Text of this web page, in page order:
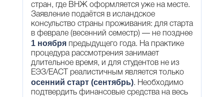
стран, где ВНЖ оформляется уже на месте.
Заявление подаётся в исландское
консульство страны проживания: для старта
в феврале (весенний семестр) — не позднее
1 ноября предыдущего года. На практике
процедура рассмотрения занимает
длительное время, и для студентов не из
ЕЭЗ/ЕАСТ реалистичным является только
осенний старт (сентябрь). Необходимо
подтвердить финансовые средства на весь